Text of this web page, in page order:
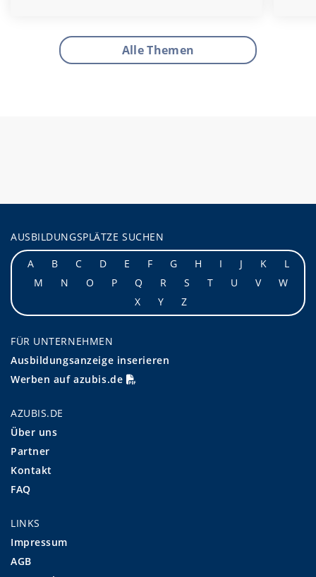
Alle Themen
AUSBILDUNGSPLÄTZE SUCHEN
A
B C D E F G H I J K
L
M
N O P Q R S T U V
W
X
Y Z
FÜR UNTERNEHMEN
Ausbildungsanzeige inserieren
Werben auf azubis.de
AZUBIS.DE
Über uns
Partner
Kontakt
FAQ
LINKS
Impressum
AGB